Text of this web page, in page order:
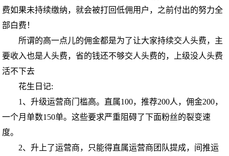
费如果未持续缴纳，就会被打回低佣用户，之前付出的努力全
部白费！
所谓的高一点儿的佣金都是为了让大家持续交人头费，主
要收入也是人头费，省的钱还不够交人头费的，上级没人头费
活不下去
花生日记:
1、升级运营商门槛高。直属100，推荐200人，佣金200，
一个月单数150单。这些要求严重阻碍了下面粉丝的裂变速
度。
2、升上了运营商，只能得直属运营商团队提成，间推运